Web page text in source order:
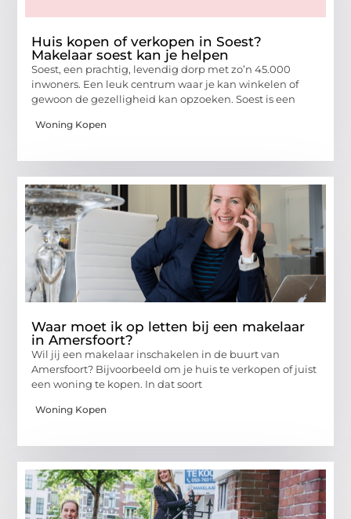
Huis kopen of verkopen in Soest?
Makelaar soest kan je helpen
Soest, een prachtig, levendig dorp met zo’n 45.000
inwoners. Een leuk centrum waar je kan winkelen of
gewoon de gezelligheid kan opzoeken. Soest is een
Woning Kopen
Waar moet ik op letten bij een makelaar
in Amersfoort?
Wil jij een makelaar inschakelen in de buurt van
Amersfoort? Bijvoorbeeld om je huis te verkopen of juist
een woning te kopen. In dat soort
Woning Kopen